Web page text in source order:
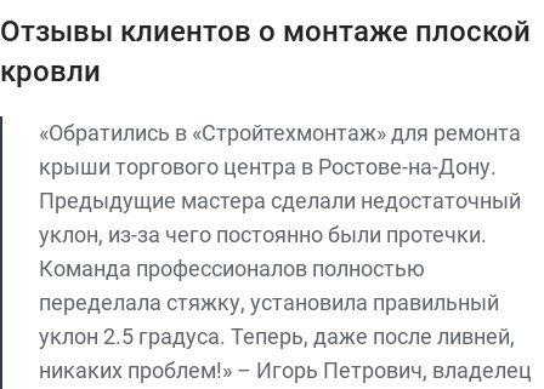
Отзывы клиентов о монтаже плоской
кровли
«Обратились в «Стройтехмонтаж» для ремонта
крыши торгового центра в Ростове-на-Дону.
Предыдущие мастера сделали недостаточный
уклон, из-за чего постоянно были протечки.
Команда профессионалов полностью
переделала стяжку, установила правильный
уклон 2.5 градуса. Теперь, даже после ливней,
никаких проблем!» – Игорь Петрович, владелец